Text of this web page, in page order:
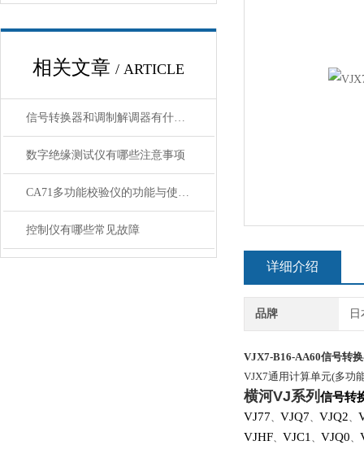
相关文章 / ARTICLE
信号转换器和调制解调器有什么区别
数字绝缘测试仪有哪些注意事项
CA71多功能校验仪的功能与使用指南
控制仪有哪些常见故障
详细介绍
品牌
VJX7-B16-AA60信号转
VJX7通用计算单元(多功
横河VJ系列 信号转
VJ77、 VJQ7、 VJQ2、
VJHF、 VJC1 、 VJQ0、